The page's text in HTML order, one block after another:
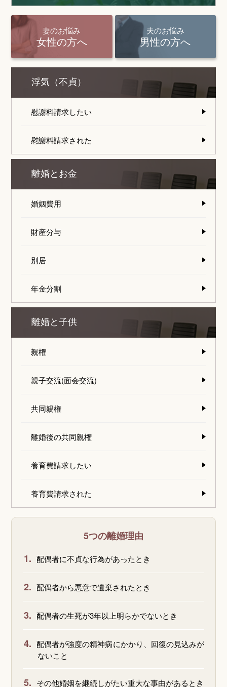
妻のお悩み
女性の方へ
夫のお悩み
男性の方へ
浮気（不貞）
慰謝料請求したい
慰謝料請求された
離婚とお金
婚姻費用
財産分与
別居
年金分割
離婚と子供
親権
親子交流(面会交流)
共同親権
離婚後の共同親権
養育費請求したい
養育費請求された
5つの離婚理由
1. 配偶者に不貞な行為があったとき
2. 配偶者から悪意で遺棄されたとき
3. 配偶者の生死が3年以上明らかでないとき
4. 配偶者が強度の精神病にかかり、回復の見込みが
ないこと
5. その他婚姻を継続しがたい重大な事由があるとき